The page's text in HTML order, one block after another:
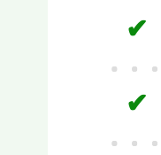
✔︎
✔︎